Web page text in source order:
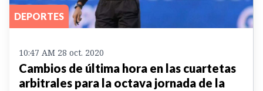
DEPORTES
10:47 AM 28 oct. 2020
Cambios de última hora en las cuartetas
arbitrales para la octava jornada de la